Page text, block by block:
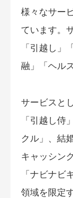
様々なサー
ています。
「引越し」
融」「ヘル
サービスと
「引越し侍
クル」、結
キャッシン
「ナビナビ
領域を限定